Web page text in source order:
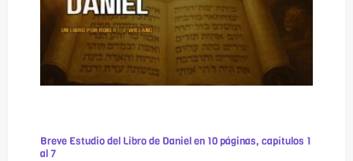
Breve Estudio del Libro de Daniel en 10 páginas, capítulos 1
al 7